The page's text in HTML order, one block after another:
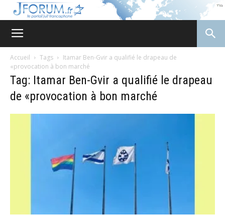
Accueil Tags
Itamar Ben-Gvir a qualifié le drapeau de
«provocation à bon marché
Tag: Itamar Ben-Gvir a qualifié le drapeau
de «provocation à bon marché